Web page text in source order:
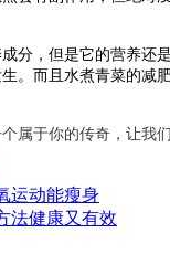
，但是它的营养还是
。而且水煮青菜的减
属于你的传奇，让我
运动能瘦身
法健康又有效